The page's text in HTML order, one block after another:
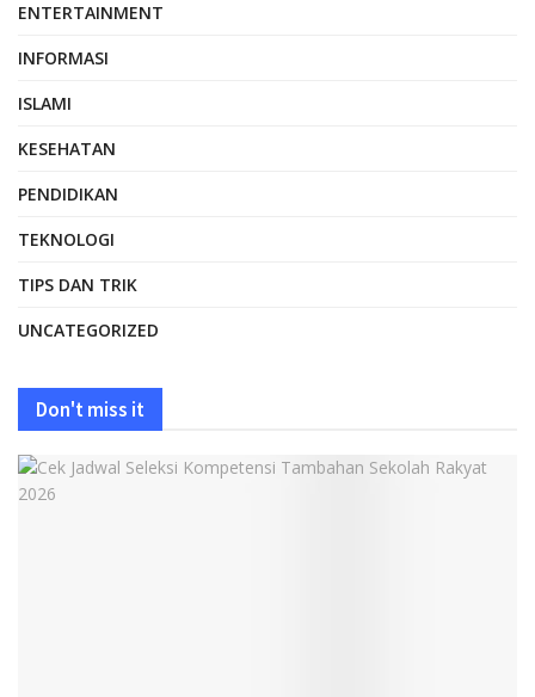
ENTERTAINMENT
INFORMASI
ISLAMI
KESEHATAN
PENDIDIKAN
TEKNOLOGI
TIPS DAN TRIK
UNCATEGORIZED
Don't miss it